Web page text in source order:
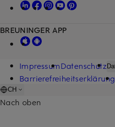
BREUNINGER APP
ImpressumDatenschutz
Barrierefreiheitserklärung
CH
Nach oben